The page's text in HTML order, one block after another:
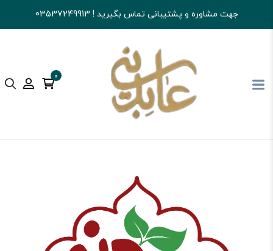
جهت مشاوره و پشتیبانی تماس بگیرید ! 03537249913
0
آجیل و خشکبار عابدینی شکلات شکلات کاکایویی